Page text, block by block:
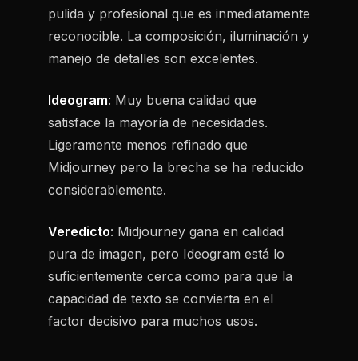
pulida y profesional que es inmediatamente
reconocible. La composición, iluminación y
manejo de detalles son excelentes.
Ideogram: Muy buena calidad que
satisface la mayoría de necesidades.
Ligeramente menos refinado que
Midjourney pero la brecha se ha reducido
considerablemente.
Veredicto: Midjourney gana en calidad
pura de imagen, pero Ideogram está lo
suficientemente cerca como para que la
capacidad de texto se convierta en el
factor decisivo para muchos usos.